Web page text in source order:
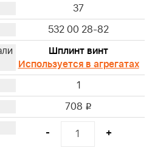
37
532 00 28-82
Шплинт винт
Используется в агрегатах
1
708 i
- +